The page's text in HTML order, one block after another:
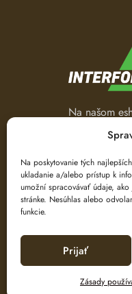
Na poskytovanie tých
ukladanie a/alebo prístup k
umožní spracovávať údaje,
stránke. Nesúhlas alebo
funkcie.
Prijať
Zásady
Na našom
les a
oblečenia,
spracovanie
náradie.